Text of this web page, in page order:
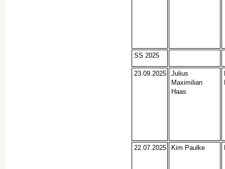
SS 2025
23.09.2025
Julius
Maximilian
Haas
22.07.2025 Kim Paulke